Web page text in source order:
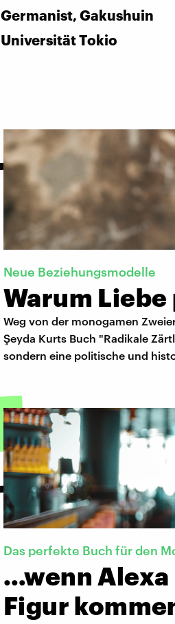
Germanist, Gakushuin
Universität Tokio
Neue Beziehungsmodelle
Warum
Weg von der monogamen
Şeyda Kurts Buch "Radikale
sondern eine politische und
Das perfekte Buch für den
…wenn
Figur